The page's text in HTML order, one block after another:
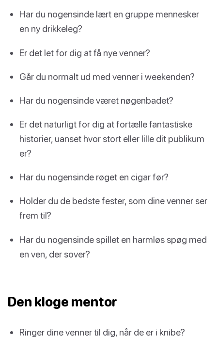
Har du nogensinde lært en gruppe mennesker
en ny drikkeleg?
Er det let for dig at få nye venner?
Går du normalt ud med venner i weekenden?
Har du nogensinde været nøgenbadet?
Er det naturligt for dig at fortælle fantastiske
historier, uanset hvor stort eller lille dit publikum
er?
Har du nogensinde røget en cigar før?
Holder du de bedste fester, som dine venner ser
frem til?
Har du nogensinde spillet en harmløs spøg med
en ven, der sover?
Den kloge mentor
Ringer dine venner til dig, når de er i knibe?